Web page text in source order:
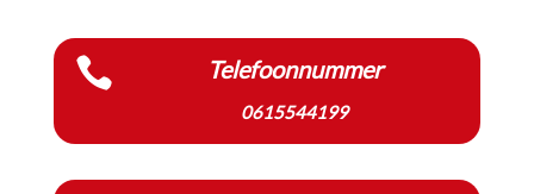
 Telefoonnummer
0615544199